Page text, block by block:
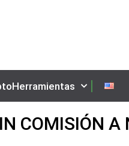
COMISIÓN A